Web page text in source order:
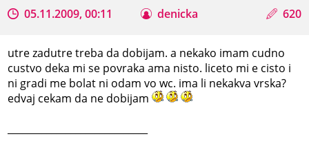
05.11.2009, 00:11 denicka 620
utre zadutre treba da dobijam. a nekako imam cudno
custvo deka mi se povraka ama nisto. liceto mi e cisto i
ni gradi me bolat ni odam vo wc. ima li nekakva vrska?
edvaj cekam da ne dobijam